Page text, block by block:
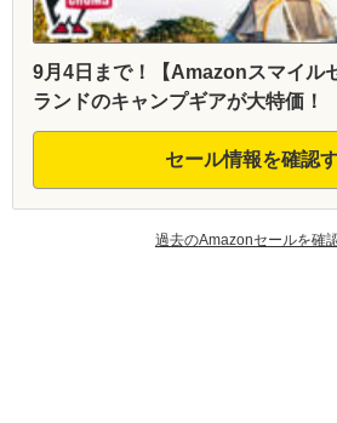
9月4日まで！【Amazonスマイル
ランドのキャンプギアが大特価！
セール情報を確認
過去のAmazonセールを確